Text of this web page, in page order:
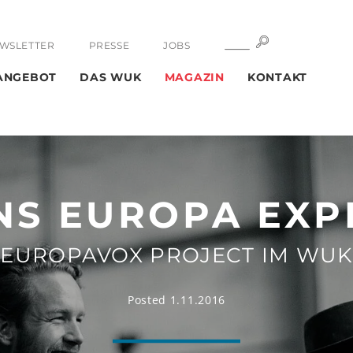
PRESSE JOBS SUCHE
DAS WUK MAGAZIN KONTAKT
EUROPA
EUROPAVOX PROJECT IM WUK
Posted 1.11.2016